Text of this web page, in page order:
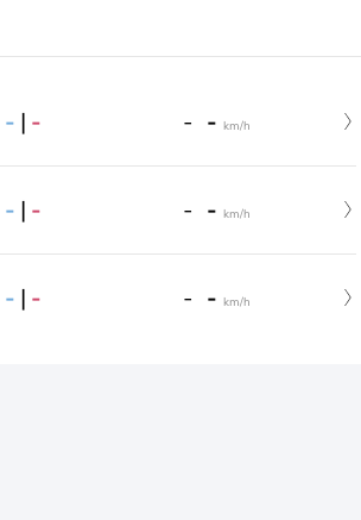
- | - - - km/h
- | - - - km/h
- | - - - km/h